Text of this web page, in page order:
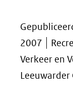
2007
Verkeer en